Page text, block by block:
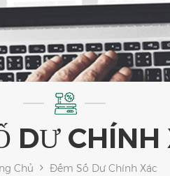
DƯ CHÍNH
Chủ Đếm Số Dư Chính Xác